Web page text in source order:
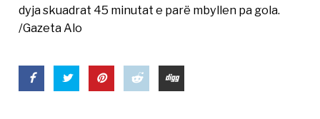
dyja skuadrat 45 minutat e parë mbyllen pa gola.
/Gazeta Alo